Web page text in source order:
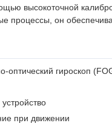
высокоточной
процессы, он
оптический гироскоп
при движении